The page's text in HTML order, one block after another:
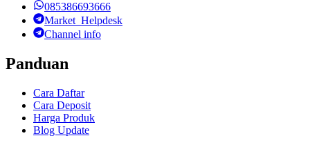
085386693666
Market_Helpdesk
Channel info
Panduan
Cara Daftar
Cara Deposit
Harga Produk
Blog Update